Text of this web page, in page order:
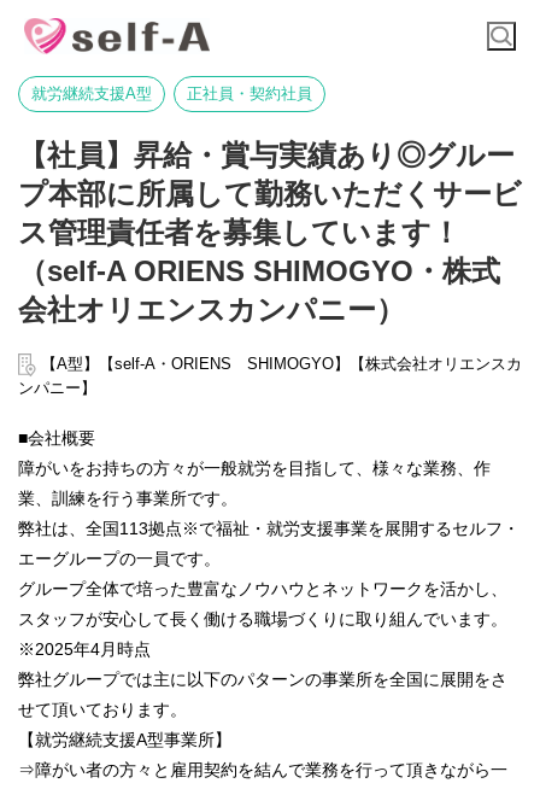
就労継続支援A型 正社員・契約社員
【社員】昇給・賞与実績あり◎グルー
プ本部に所属して勤務いただくサービ
ス管理責任者を募集しています！
（self-A ORIENS SHIMOGYO・株式
会社オリエンスカンパニー）
【A型】【self-A・ORIENS SHIMOGYO】【株式会社オリエンスカ
ンパニー】
■会社概要
障がいをお持ちの方々が一般就労を目指して、様々な業務、作
業、訓練を行う事業所です。
弊社は、全国113拠点※で福祉・就労支援事業を展開するセルフ・
エーグループの一員です。
グループ全体で培った豊富なノウハウとネットワークを活かし、
スタッフが安心して長く働ける職場づくりに取り組んでいます。
※2025年4月時点
弊社グループでは主に以下のパターンの事業所を全国に展開をさ
せて頂いております。
【就労継続支援A型事業所】
⇒障がい者の方々と雇用契約を結んで業務を行って頂きながら一